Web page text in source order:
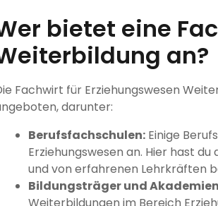
bietet eine
an?
Fachwirt für Erziehungswesen
darunter:
Berufsfachschulen: Einige
Erziehungswesen an. Hier hast
und von erfahrenen Lehrkräften
Bildungsträger und